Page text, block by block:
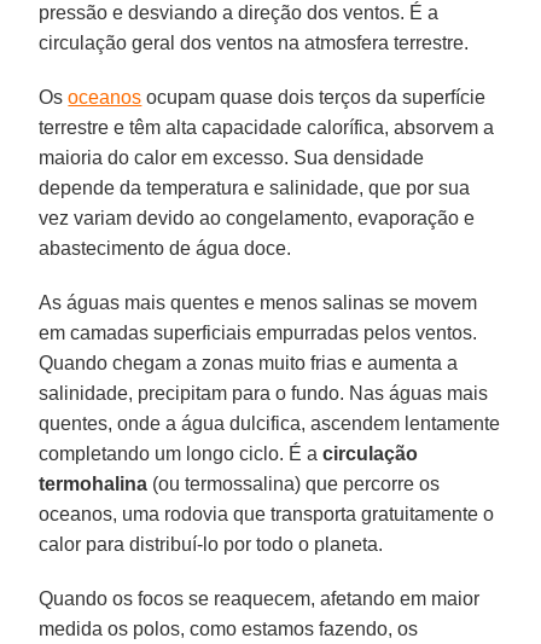
pressão e desviando a direção dos ventos. É a
circulação geral dos ventos na atmosfera terrestre.
Osoceanos ocupam quase dois terços da superfície
terrestre e têm alta capacidade calorífica, absorvem a
maioria do calor em excesso. Sua densidade
depende da temperatura e salinidade, que por sua
vez variam devido ao congelamento, evaporação e
abastecimento de água doce.
As águas mais quentes e menos salinas se movem
em camadas superficiais empurradas pelos ventos.
Quando chegam a zonas muito frias e aumenta a
salinidade, precipitam para o fundo. Nas águas mais
quentes, onde a água dulcifica, ascendem lentamente
completando um longo ciclo. É acirculação
termohalina (ou termossalina) que percorre os
oceanos, uma rodovia que transporta gratuitamente o
calor para distribuí-lo por todo o planeta.
Quando os focos se reaquecem, afetando em maior
medida os polos, como estamos fazendo, os